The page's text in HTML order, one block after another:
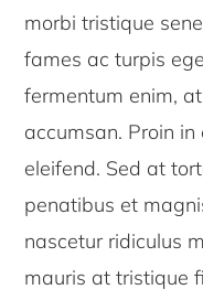
morbi tristique
fames ac turpis
fermentum enim,
accumsan. Proin
eleifend. Sed at
penatibus et
nascetur ridiculus
mauris at tristique